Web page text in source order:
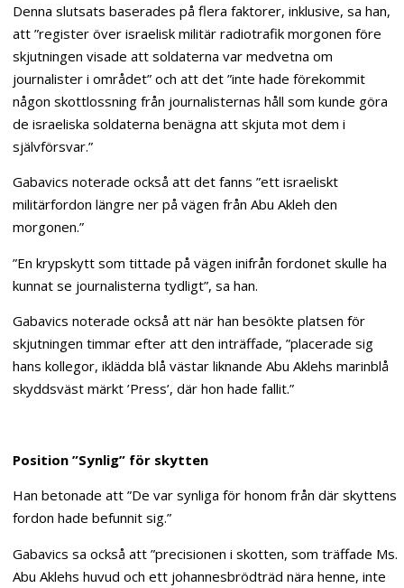
Denna slutsats baserades på flera faktorer, inklusive, sa han,
att ”register över israelisk militär radiotrafik morgonen före
skjutningen visade att soldaterna var medvetna om
journalister i området” och att det ”inte hade förekommit
någon skottlossning från journalisternas håll som kunde göra
de israeliska soldaterna benägna att skjuta mot dem i
självförsvar.”
Gabavics noterade också att det fanns ”ett israeliskt
militärfordon längre ner på vägen från Abu Akleh den
morgonen.”
”En krypskytt som tittade på vägen inifrån fordonet skulle ha
kunnat se journalisterna tydligt”, sa han.
Gabavics noterade också att när han besökte platsen för
skjutningen timmar efter att den inträffade, ”placerade sig
hans kollegor, iklädda blå västar liknande Abu Aklehs marinblå
skyddsväst märkt ’Press’, där hon hade fallit.”
Position ”Synlig” för skytten
Han betonade att ”De var synliga för honom från där skyttens
fordon hade befunnit sig.”
Gabavics sa också att ”precisionen i skotten, som träffade Ms.
Abu Aklehs huvud och ett johannesbrödträd nära henne, inte